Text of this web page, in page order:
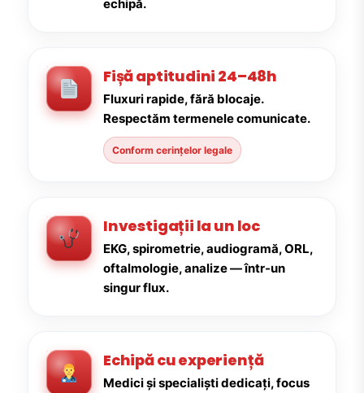
echipă.
Fișă aptitudini 24–48h
Fluxuri rapide, fără blocaje.
Respectăm termenele comunicate.
Conform cerințelor legale
Investigații la un loc
EKG, spirometrie, audiogramă, ORL,
oftalmologie, analize — într-un
singur flux.
Echipă cu experiență
Medici și specialiști dedicați, focus